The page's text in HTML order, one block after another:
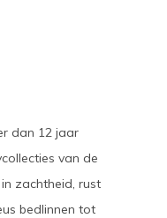
dan 12 jaar
van de
zachtheid, rust
bedlinnen tot